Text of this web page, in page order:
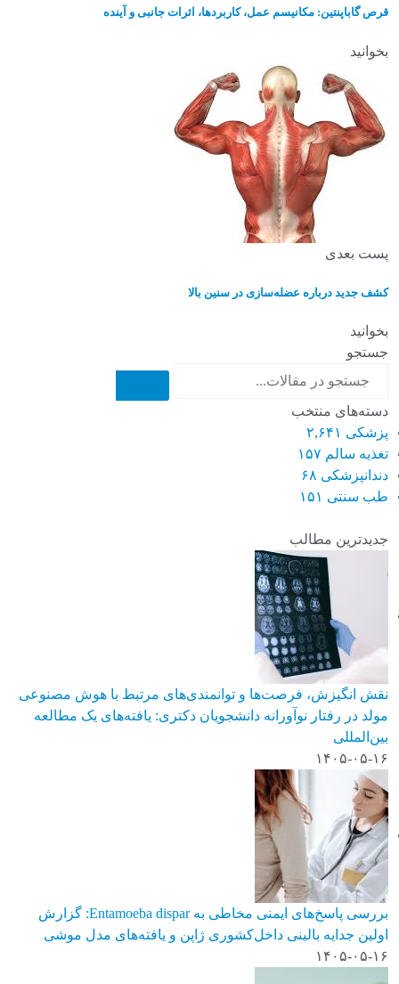
قرص گاباپنتین: مکانیسم عمل، کاربردها، اثرات جانبی و آینده
بخوانید
پست بعدی
کشف جدید درباره عضله‌سازی در سنین بالا
بخوانید
جستجو
دسته‌های منتخب
پزشکی ۲,۶۴۱
تغذیه سالم ۱۵۷
دندانپزشکی ۶۸
طب سنتی ۱۵۱
جدیدترین مطالب
نقش انگیزش، فرصت‌ها و توانمندی‌های مرتبط با هوش مصنوعی
مولد در رفتار نوآورانه دانشجویان دکتری: یافته‌های یک مطالعه
بین‌المللی
۱۴۰۵-۰۵-۱۶
بررسی پاسخ‌های ایمنی مخاطی به Entamoeba dispar: گزارش
اولین جدایه بالینی داخل‌کشوری ژاپن و یافته‌های مدل موشی
۱۴۰۵-۰۵-۱۶